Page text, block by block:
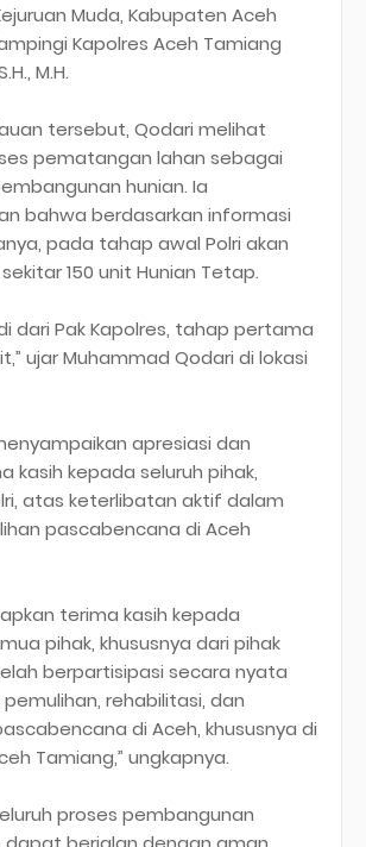
Muda, Kabupaten Aceh
Kapolres Aceh Tamiang
M.H.
tersebut, Qodari melihat
pematangan lahan sebagai
hunian. Ia
bahwa berdasarkan informasi
pada tahap awal Polri akan
150 unit Hunian Tetap.
dari Pak Kapolres, tahap pertama
ujar Muhammad Qodari di lokasi
apresiasi dan
kasih kepada seluruh pihak,
atas keterlibatan aktif dalam
pascabencana di Aceh
terima kasih kepada
pihak, khususnya dari pihak
berpartisipasi secara nyata
rehabilitasi, dan
di Aceh, khususnya di
Tamiang,” ungkapnya.
proses pembangunan